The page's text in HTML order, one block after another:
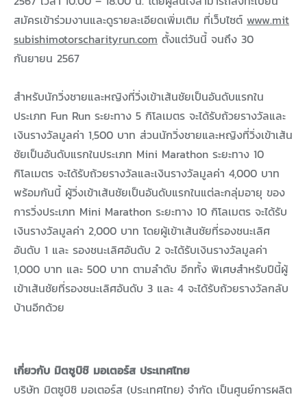
สมัครเข้าร่วมงานและดูรายละเอียดเพิ่มเติม ที่เว็บไซต์ www.mit
subishimotorscharityrun.com ตั้งแต่วันนี้ จนถึง 30
กันยายน 2567
สำหรับนักวิ่งชายและหญิงที่วิ่งเข้าเส้นชัยเป็นอันดับแรกใน
ประเภท Fun Run ระยะทาง 5 กิโลเมตร จะได้รับถ้วยรางวัลและ
เงินรางวัลมูลค่า 1,500 บาท ส่วนนักวิ่งชายและหญิงที่วิ่งเข้าเส้น
ชัยเป็นอันดับแรกในประเภท Mini Marathon ระยะทาง 10
กิโลเมตร จะได้รับถ้วยรางวัลและเงินรางวัลมูลค่า 4,000 บาท
พร้อมกันนี้ ผู้วิ่งเข้าเส้นชัยเป็นอันดับแรกในแต่ละกลุ่มอายุ ของ
การวิ่งประเภท Mini Marathon ระยะทาง 10 กิโลเมตร จะได้รับ
เงินรางวัลมูลค่า 2,000 บาท โดยผู้เข้าเส้นชัยที่รองชนะเลิศ
อันดับ 1 และ รองชนะเลิศอันดับ 2 จะได้รับเงินรางวัลมูลค่า
1,000 บาท และ 500 บาท ตามลำดับ อีกทั้ง พิเศษสำหรับปีนี้ผู้
เข้าเส้นชัยที่รองชนะเลิศอันดับ 3 และ 4 จะได้รับถ้วยรางวัลกลับ
บ้านอีกด้วย
เกี่ยวกับ มิตซูบิชิ มอเตอร์ส ประเทศไทย
บริษัท มิตซูบิชิ มอเตอร์ส (ประเทศไทย) จำกัด เป็นศูนย์การผลิต